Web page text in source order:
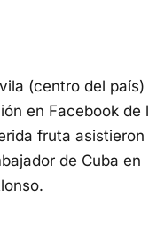
(centro del país)
en Facebook de
fruta asistieron
de Cuba en